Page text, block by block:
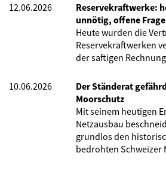
12.06.2026
Reservekraftwerke:
unnötig, offene
Heute wurden die
Reservekraftwerken
der saftigen
10.06.2026
Der Ständerat
Moorschutz
Mit seinem heutigen
Netzausbau
grundlos den
bedrohten Schweizer